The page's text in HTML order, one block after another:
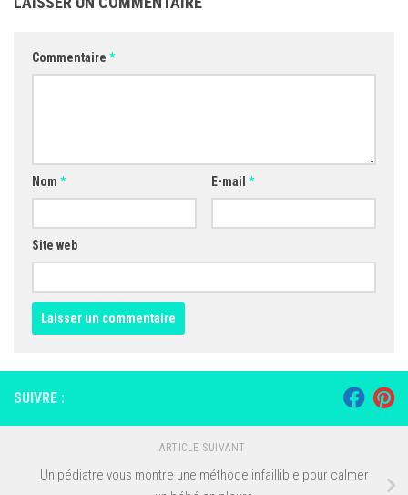
Commentaire *
Nom * E-mail *
Site web
SUIVRE :
ARTICLE SUIVANT
Un pédiatre vous montre une méthode infaillible pour calmer